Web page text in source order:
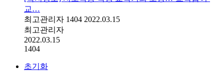
교…
최고관리자 1404 2022.03.15
최고관리자
2022.03.15
1404
초기화